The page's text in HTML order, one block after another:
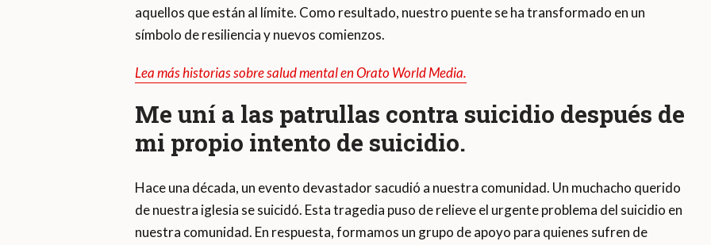
aquellos que están al límite. Como resultado, nuestro puente se ha transformado en un
símbolo de resiliencia y nuevos comienzos.
Lea más historias sobre salud mental en Orato World Media.
Me uní a las patrullas contra suicidio después de
mi propio intento de suicidio.
Hace una década, un evento devastador sacudió a nuestra comunidad. Un muchacho querido
de nuestra iglesia se suicidó. Esta tragedia puso de relieve el urgente problema del suicidio en
nuestra comunidad. En respuesta, formamos un grupo de apoyo para quienes sufren de